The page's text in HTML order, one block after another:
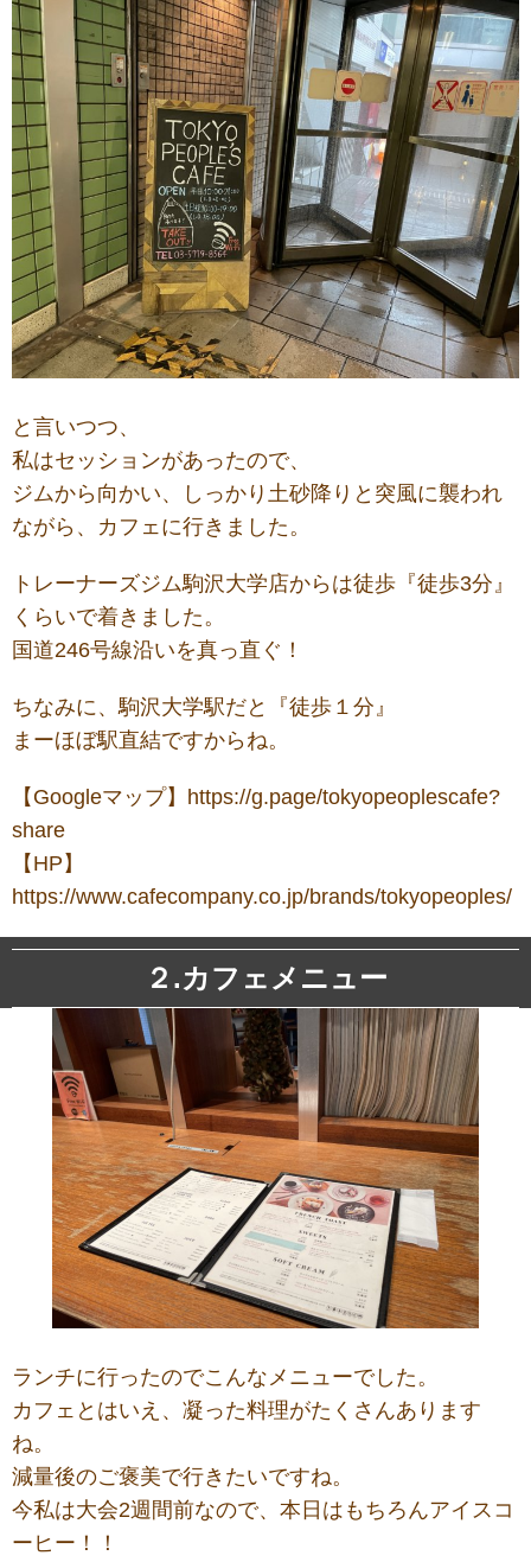
と言いつつ、
私はセッションがあったので、
ジムから向かい、しっかり土砂降りと突風に襲われ
ながら、カフェに行きました。
トレーナーズジム駒沢大学店からは徒歩『徒歩3分』
くらいで着きました。
国道246号線沿いを真っ直ぐ！
ちなみに、駒沢大学駅だと『徒歩１分』
まーほぼ駅直結ですからね。
【Googleマップ】 https://g.page/tokyopeoplescafe?
share
【HP】
https://www.cafecompany.co.jp/brands/tokyopeoples/
２.カフェメニュー
ランチに行ったのでこんなメニューでした。
カフェとはいえ、凝った料理がたくさんあります
ね。
減量後のご褒美で行きたいですね。
今私は大会2週間前なので、本日はもちろんアイスコ
ーヒー！！